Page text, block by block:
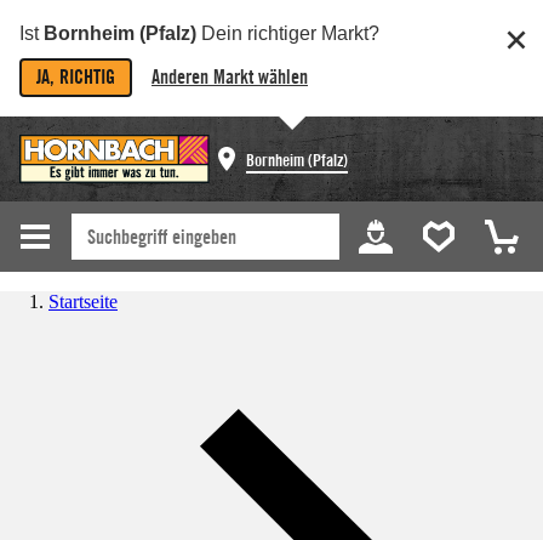
Ist Bornheim (Pfalz) Dein richtiger Markt?
JA, RICHTIG Anderen Markt wählen
Bornheim (Pfalz)
Startseite